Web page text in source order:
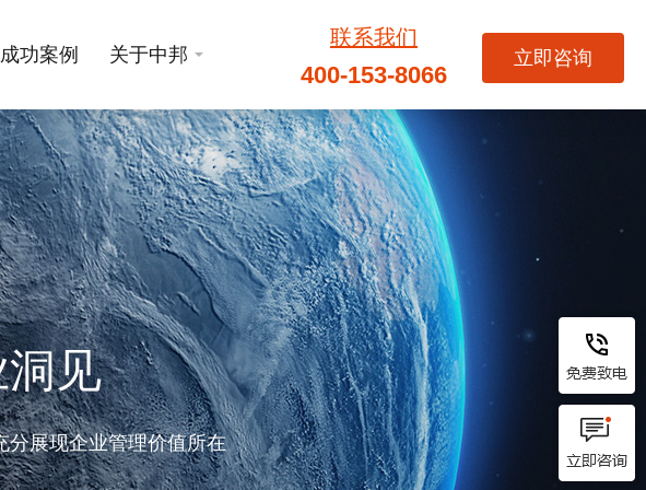
成功案例 关于中邦
联系我们
400-153-8066
立即咨询
见
分展现企业管理价值所在